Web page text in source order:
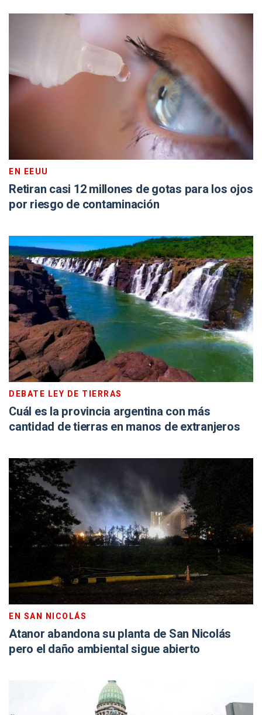
EN EEUU
Retiran casi 12 millones de gotas para los ojos
por riesgo de contaminación
DEBATE LEY DE TIERRAS
Cuál es la provincia argentina con más
cantidad de tierras en manos de extranjeros
EN SAN NICOLÁS
Atanor abandona su planta de San Nicolás
pero el daño ambiental sigue abierto